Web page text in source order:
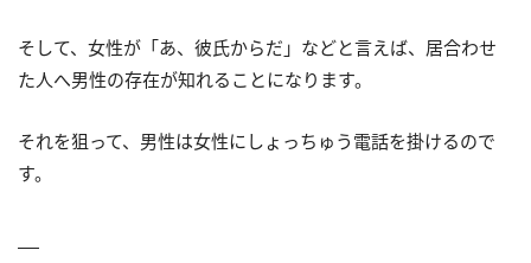
そして、女性が「あ、彼氏からだ」などと言えば、居合わせ
た人へ男性の存在が知れることになります。
それを狙って、男性は女性にしょっちゅう電話を掛けるので
す。